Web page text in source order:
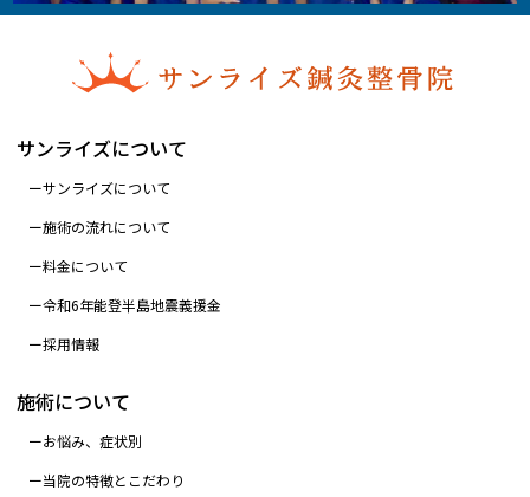
サンライズについて
サンライズについて
施術の流れについて
料金について
令和6年能登半島地震義援金
採用情報
施術について
お悩み、症状別
当院の特徴とこだわり